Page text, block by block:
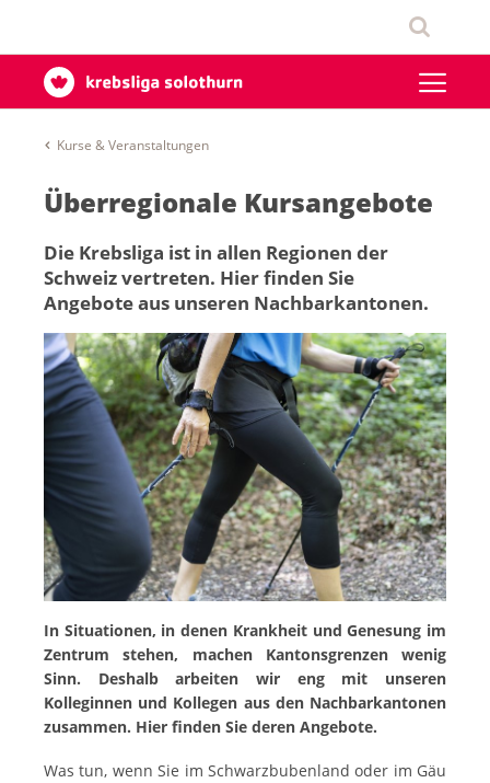
Kurse & Veranstaltungen
Überregionale Kursangebote
Die Krebsliga ist in allen Regionen der
Schweiz vertreten. Hier finden Sie
Angebote aus unseren Nachbarkantonen.
In Situationen, in denen Krankheit und Genesung im
Zentrum stehen, machen Kantonsgrenzen wenig
Sinn. Deshalb arbeiten wir eng mit unseren
Kolleginnen und Kollegen aus den Nachbarkantonen
zusammen. Hier finden Sie deren Angebote.
Was tun, wenn Sie im Schwarzbubenland oder im Gäu